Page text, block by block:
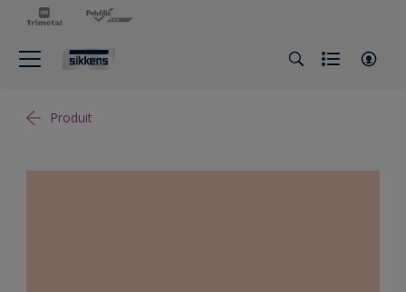
Produit